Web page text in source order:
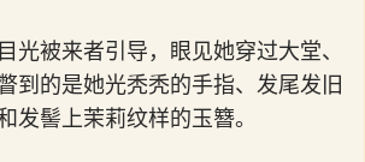
光被来者引导，眼见她穿过大堂、
到的是她光秃秃的手指、发尾发旧
发髻上茉莉纹样的玉簪。